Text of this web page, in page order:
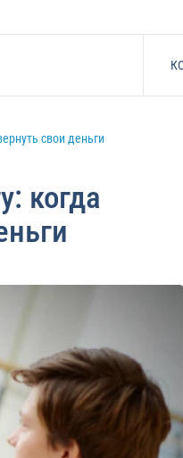
свои деньги
когда